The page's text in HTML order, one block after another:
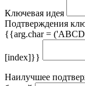
Ключевая идея
Подтверждения
{{arg.char =
[index]}}
Наилучшее